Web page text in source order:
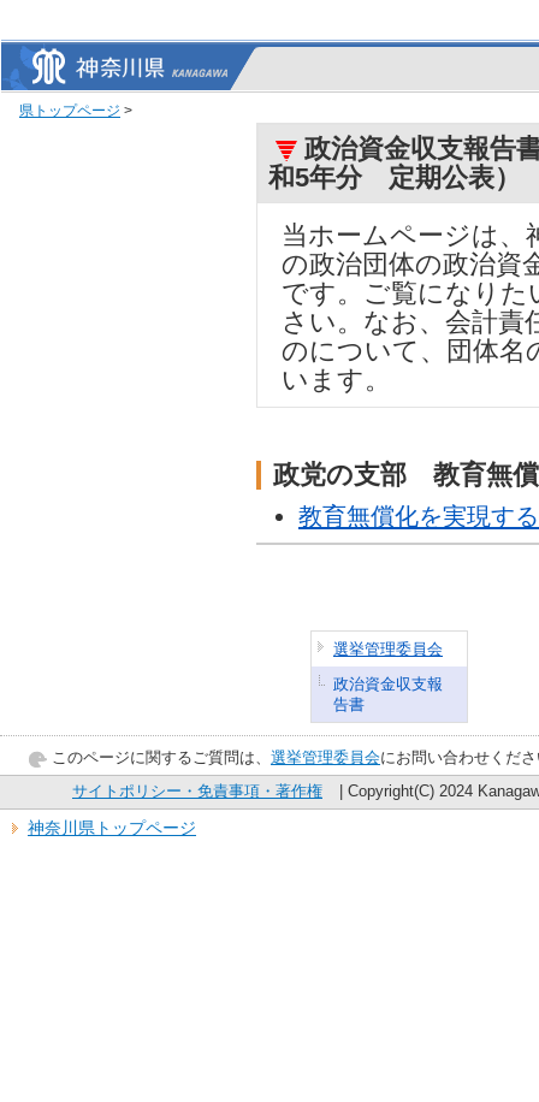
県トップページ >
政治資金収支報告
和5年分 定期公表）
当ホームページは、
の政治団体の政治資
です。ご覧になりた
さい。なお、会計責
のについて、団体名
います。
政党の支部 教育無
教育無償化を実現す
選挙管理委員会
政治資金収支報
告書
このページに関するご質問は、 選挙管理委員会にお問い合わせくだ
サイトポリシー・免責事項・著作権
| Copyright(C) 2024
神奈川県トップページ